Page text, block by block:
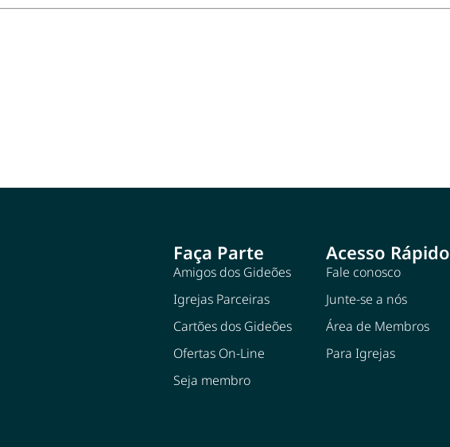
Faça Parte
Amigos dos Gideões
Igrejas Parceiras
Cartões dos Gideões
Ofertas On-Line
Seja membro
Acesso Rápido
Fale conosco
Junte-se a nós
Área de Membros
Para Igrejas